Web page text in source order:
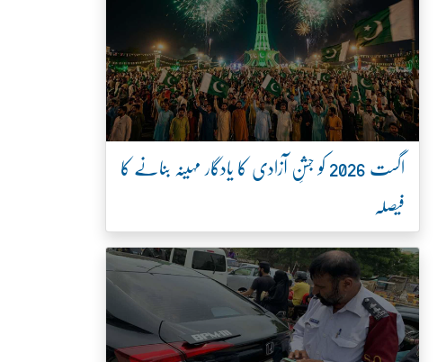
اگست 2026 کو جشنِ آزادی کا یادگار مہینہ بنانے کا
فیصلہ